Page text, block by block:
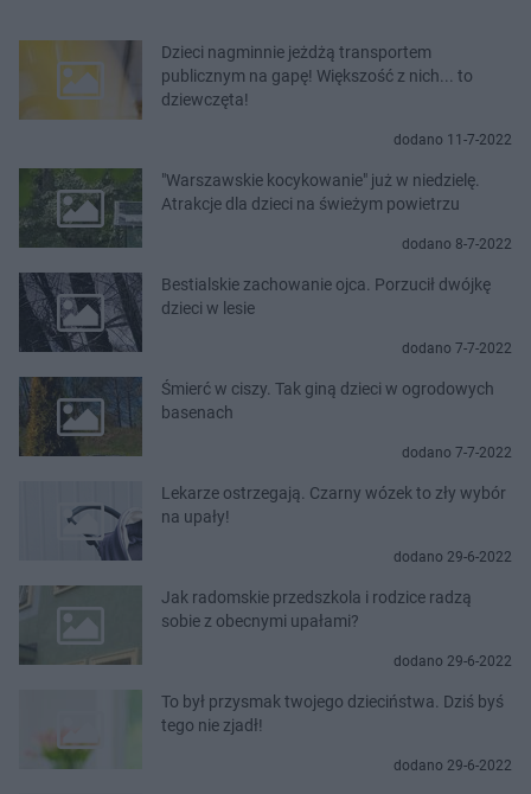
Dzieci nagminnie jeżdżą transportem
publicznym na gapę! Większość z nich... to
dziewczęta!
dodano 11-7-2022
"Warszawskie kocykowanie" już w niedzielę.
Atrakcje dla dzieci na świeżym powietrzu
dodano 8-7-2022
Bestialskie zachowanie ojca. Porzucił dwójkę
dzieci w lesie
dodano 7-7-2022
Śmierć w ciszy. Tak giną dzieci w ogrodowych
basenach
dodano 7-7-2022
Lekarze ostrzegają. Czarny wózek to zły wybór
na upały!
dodano 29-6-2022
Jak radomskie przedszkola i rodzice radzą
sobie z obecnymi upałami?
dodano 29-6-2022
To był przysmak twojego dzieciństwa. Dziś byś
tego nie zjadł!
dodano 29-6-2022